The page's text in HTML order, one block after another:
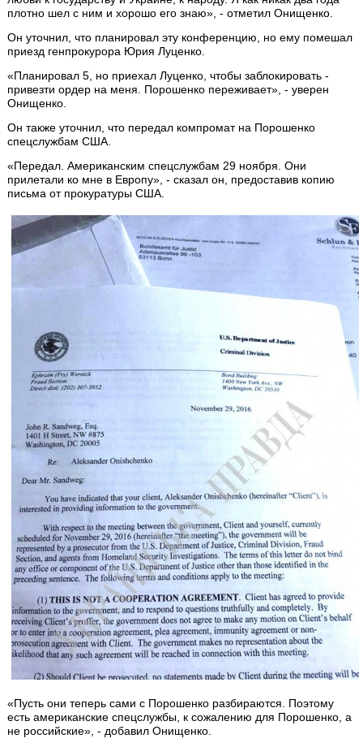
плотно шел с ним и хорошо его знаю», - отметил Онищенко.
Он уточнил, что планировал эту конференцию, но ему помешал
приезд генпрокурора Юрия Луценко.
«Планировал 5, но приехал Луценко, чтобы заблокировать -
привезти ордер на меня. Порошенко переживает», - уверен
Онищенко.
Он также уточнил, что передал компромат на Порошенко
спецслужбам США.
«Передал. Американским спецслужбам 29 ноября. Они
прилетали ко мне в Европу», - сказал он, предоставив копию
письма от прокуратуры США.
«Пусть они теперь сами с Порошенко разбираются. Поэтому
есть американские спецслужбы, к сожалению для Порошенко, а
не российские», - добавил Онищенко.